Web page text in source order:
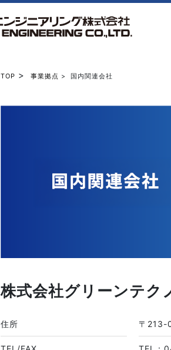
TOP > 事業拠点 > 国内関連会社
株式会社グリーンテク
住所 〒213-